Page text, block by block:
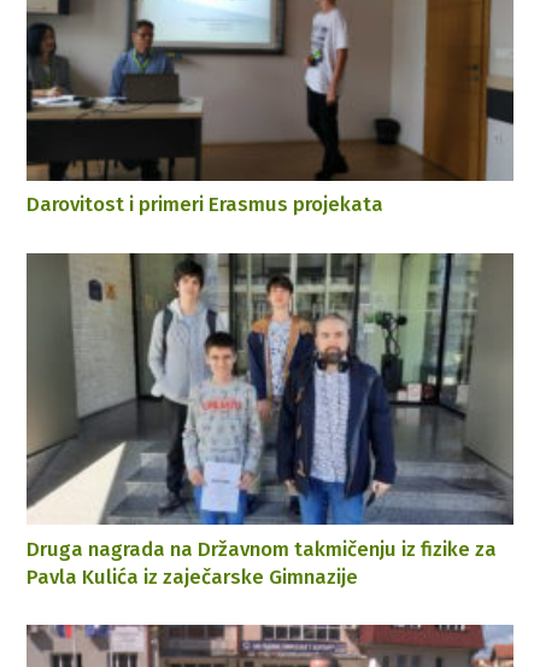
Darovitost i primeri Erasmus projekata
Druga nagrada na Državnom takmičenju iz fizike za
Pavla Kulića iz zaječarske Gimnazije